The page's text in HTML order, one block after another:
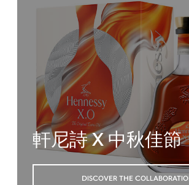
軒尼詩 X 中秋佳節
DISCOVER THE